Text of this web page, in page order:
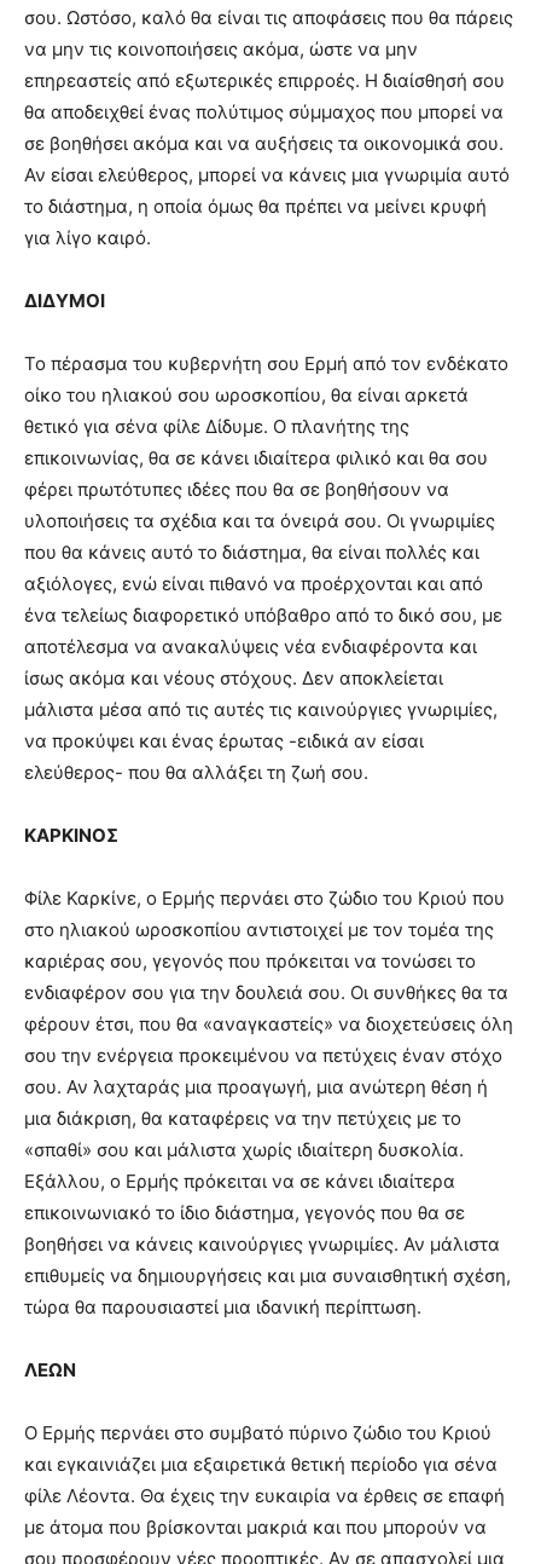
σου. Ωστόσο, καλό θα είναι τις αποφάσεις που θα πάρεις
να μην τις κοινοποιήσεις ακόμα, ώστε να μην
επηρεαστείς από εξωτερικές επιρροές. Η διαίσθησή σου
θα αποδειχθεί ένας πολύτιμος σύμμαχος που μπορεί να
σε βοηθήσει ακόμα και να αυξήσεις τα οικονομικά σου.
Αν είσαι ελεύθερος, μπορεί να κάνεις μια γνωριμία αυτό
το διάστημα, η οποία όμως θα πρέπει να μείνει κρυφή
για λίγο καιρό.
ΔΙΔΥΜΟΙ
Το πέρασμα του κυβερνήτη σου Ερμή από τον ενδέκατο
οίκο του ηλιακού σου ωροσκοπίου, θα είναι αρκετά
θετικό για σένα φίλε Δίδυμε. Ο πλανήτης της
επικοινωνίας, θα σε κάνει ιδιαίτερα φιλικό και θα σου
φέρει πρωτότυπες ιδέες που θα σε βοηθήσουν να
υλοποιήσεις τα σχέδια και τα όνειρά σου. Οι γνωριμίες
που θα κάνεις αυτό το διάστημα, θα είναι πολλές και
αξιόλογες, ενώ είναι πιθανό να προέρχονται και από
ένα τελείως διαφορετικό υπόβαθρο από το δικό σου, με
αποτέλεσμα να ανακαλύψεις νέα ενδιαφέροντα και
ίσως ακόμα και νέους στόχους. Δεν αποκλείεται
μάλιστα μέσα από τις αυτές τις καινούργιες γνωριμίες,
να προκύψει και ένας έρωτας -ειδικά αν είσαι
ελεύθερος- που θα αλλάξει τη ζωή σου.
ΚΑΡΚΙΝΟΣ
Φίλε Καρκίνε, ο Ερμής περνάει στο ζώδιο του Κριού που
στο ηλιακού ωροσκοπίου αντιστοιχεί με τον τομέα της
καριέρας σου, γεγονός που πρόκειται να τονώσει το
ενδιαφέρον σου για την δουλειά σου. Οι συνθήκες θα τα
φέρουν έτσι, που θα «αναγκαστείς» να διοχετεύσεις όλη
σου την ενέργεια προκειμένου να πετύχεις έναν στόχο
σου. Αν λαχταράς μια προαγωγή, μια ανώτερη θέση ή
μια διάκριση, θα καταφέρεις να την πετύχεις με το
«σπαθί» σου και μάλιστα χωρίς ιδιαίτερη δυσκολία.
Εξάλλου, ο Ερμής πρόκειται να σε κάνει ιδιαίτερα
επικοινωνιακό το ίδιο διάστημα, γεγονός που θα σε
βοηθήσει να κάνεις καινούργιες γνωριμίες. Αν μάλιστα
επιθυμείς να δημιουργήσεις και μια συναισθητική σχέση,
τώρα θα παρουσιαστεί μια ιδανική περίπτωση.
ΛΕΩΝ
Ο Ερμής περνάει στο συμβατό πύρινο ζώδιο του Κριού
και εγκαινιάζει μια εξαιρετικά θετική περίοδο για σένα
φίλε Λέοντα. Θα έχεις την ευκαιρία να έρθεις σε επαφή
με άτομα που βρίσκονται μακριά και που μπορούν να
σου προσφέρουν νέες προοπτικές. Αν σε απασχολεί μια